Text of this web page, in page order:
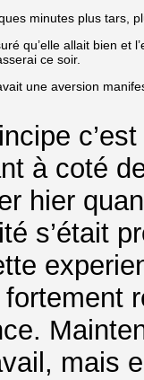
minutes plus tars,
qu’elle allait bien
ce soir.
une aversion
à coté
hier
s’était
mais